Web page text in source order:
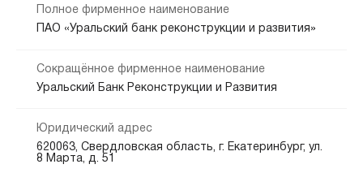
Полное фирменное наименование
ПАО «Уральский банк реконструкции и развития»
Сокращённое фирменное наименование
Уральский Банк Реконструкции и Развития
Юридический адрес
620063, Свердловская область, г. Екатеринбург, ул.
8 Марта, д. 51